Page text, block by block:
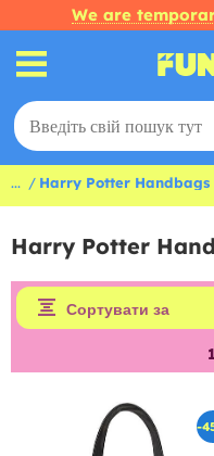
We are
... Harry Potter Handbags
Harry Potter
Сортувати за
1
-